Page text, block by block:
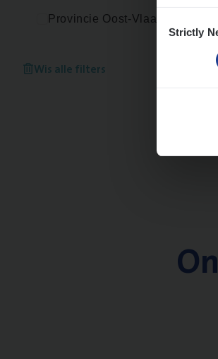
Selection
Strictly
Provincie Oost-Vlaanderen
Wis alle filters